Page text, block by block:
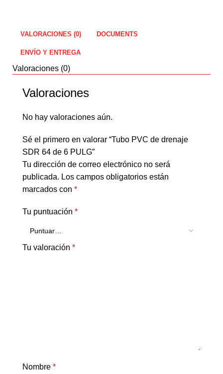
VALORACIONES (0) DOCUMENTS
ENVÍO Y ENTREGA
Valoraciones (0)
Valoraciones
No hay valoraciones aún.
Sé el primero en valorar “Tubo PVC de drenaje
SDR 64 de 6 PULG”
Tu dirección de correo electrónico no será
publicada. Los campos obligatorios están
marcados con *
Tu puntuación *
Tu valoración *
Nombre *